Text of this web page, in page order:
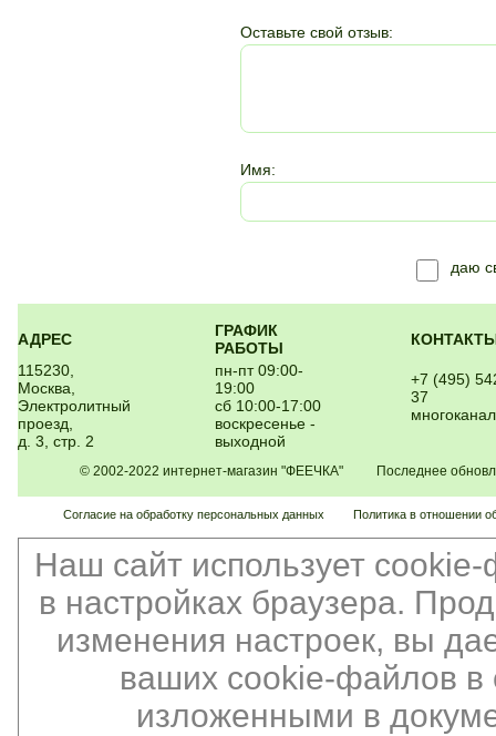
Оставьте свой отзыв:
Имя:
даю
АДРЕС
ГРАФИК
РАБОТЫ
115230,
Москва,
Электролитный
проезд,
д. 3, стр. 2
пн-пт 09:00-
19:00
сб 10:00-17:00
воскресенье -
выходной
+7 (495)
37
© 2002-2022 интернет-магазин "ФЕЕЧКА" Последнее
Согласие на обработку персональных данных Политика в отношении
Наш сайт использует
в настройках браузера.
изменения настроек, вы
ваших cookie-файлов в
изложенными в